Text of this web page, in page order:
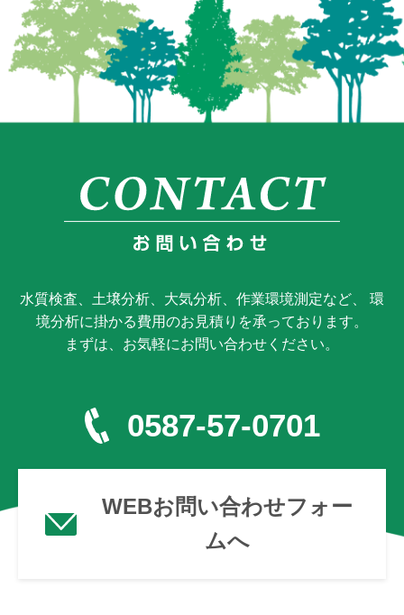
水質検査、土壌分析、大気分析、作業環境測定など、 環
境分析に掛かる費用のお見積りを承っております。
まずは、お気軽にお問い合わせください。
0587-57-0701
WEBお問い合わせフォー
ムへ